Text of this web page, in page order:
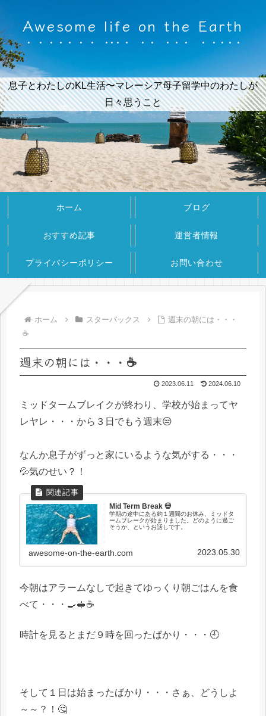
Awesome life on the Earth
息子とわたしのKL生活〜マレーシア母子留学中のわたしが
日々思うこと
ホーム ブログ
おすすめ記事 運営者情報
プライバシーポリシー お問い合わせ
ホーム スターバックス
週末の朝には・・・
☕
週末の朝には・・・☕
2023.06.11 2024.06.10
ミッドタームブレイクが終わり、学校が始まってヤ
レヤレ・・・から３日でもう週末😒
なんか息子がずっと家にいるような気がする・・・
💦気のせい？！
Mid Term Break 💀
学期の途中にある約１週間のお休み、ミッドタ
ームブレークが始まりました。どのように過ご
そうか、というお話しです。
awesome-on-the-earth.com 2023.05.30
今朝はアラームなしで起きてゆっくり朝ごはんを食
べて・・・🍳🥪☕
時計を見るとまだ９時を回ったばかり・・・🕘
そして１日は始まったばかり・・・さぁ、どうしよ
～～？！🤔